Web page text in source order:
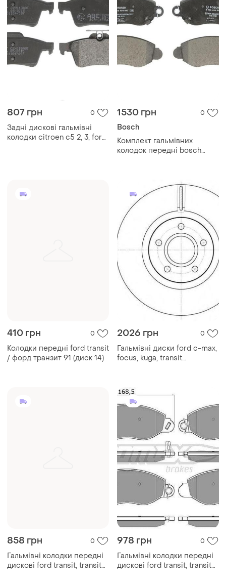
807 грн 0
Задні дискові гальмівні
колодки citroen c5 2, 3, ford
1530 грн 0
Bosch
Комплект гальмівних
колодок передні bosch
410 грн 0
Колодки передні ford transit
/ форд транзит 91 (диск 14)
2026 грн 0
Гальмівні диски ford c-max,
focus, kuga, transit
858 грн 0
Гальмівні колодки передні
дискові ford transit, transit
978 грн 0
Гальмівні колодки передні
дискові ford transit, transit